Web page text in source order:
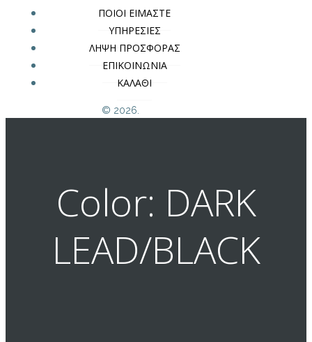
ΠΟΙΟΙ ΕΙΜΑΣΤΕ
ΥΠΗΡΕΣΙΕΣ
ΛΗΨΗ ΠΡΟΣΦΟΡΑΣ
ΕΠΙΚΟΙΝΩΝΙΑ
ΚΑΛΑΘΙ
© 2026.
Color: DARK
LEAD/BLACK